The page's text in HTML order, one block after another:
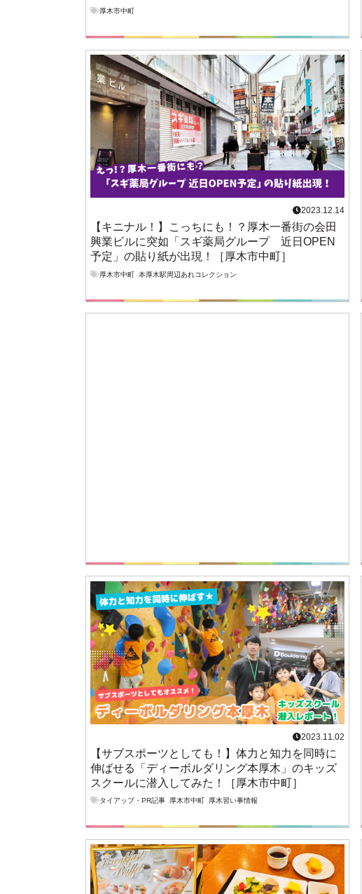
厚木市中町
2023.12.14
【キニナル！】こっちにも！？厚木一番街の会田
興業ビルに突如「スギ薬局グループ 近日OPEN
予定」の貼り紙が出現！［厚木市中町］
厚木市中町 ,本厚木駅周辺あれコレクション
2023.11.02
【サブスポーツとしても！】体力と知力を同時に
伸ばせる「ディーボルダリング本厚木」のキッズ
スクールに潜入してみた！［厚木市中町］
タイアップ・PR記事 ,厚木市中町 ,厚木習い事情報